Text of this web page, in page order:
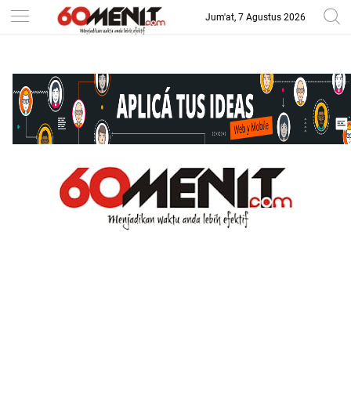
--> Jum'at, 7 Agustus 2026